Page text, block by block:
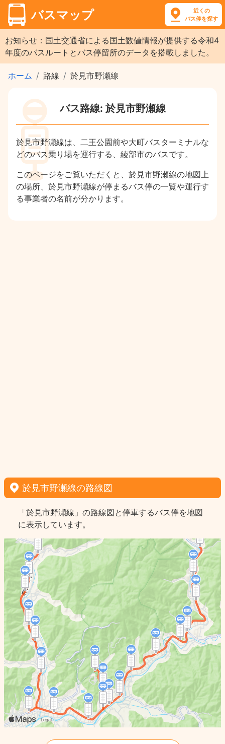
バスマップ
近くの
バス停を探す
お知らせ：国土交通省による国土数値情報が提供する令和4
年度のバスルートとバス停留所のデータを搭載しました。
ホーム 路線 於見市野瀬線
バス路線: 於見市野瀬線
於見市野瀬線は、二王公園前や大町バスターミナルな
どのバス乗り場を運行する、綾部市のバスです。
このページをご覧いただくと、於見市野瀬線の地図上
の場所、於見市野瀬線が停まるバス停の一覧や運行す
る事業者の名前が分かります。
於見市野瀬線の路線図
「於見市野瀬線」の路線図と停車するバス停を地図
に表示しています。